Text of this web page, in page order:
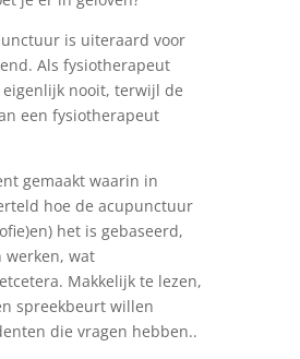
is uiteraard voor
Als fysiotherapeut
nooit, terwijl de
een fysiotherapeut
gemaakt waarin in
hoe de acupunctuur
het is gebaseerd,
werken, wat
Makkelijk te lezen,
spreekbeurt willen
die vragen hebben..